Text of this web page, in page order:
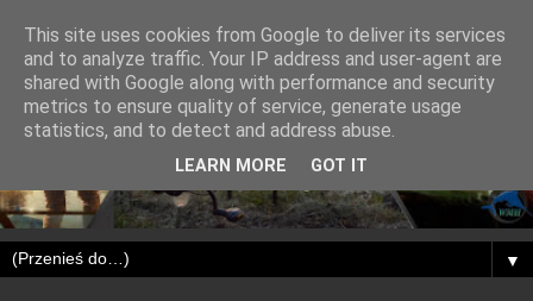
▼
This site uses cookies from Google to deliver its services
and to analyze traffic. Your IP address and user-agent are
shared with Google along with performance and security
metrics to ensure quality of service, generate usage
statistics, and to detect and address abuse.
LEARN MORE GOT IT